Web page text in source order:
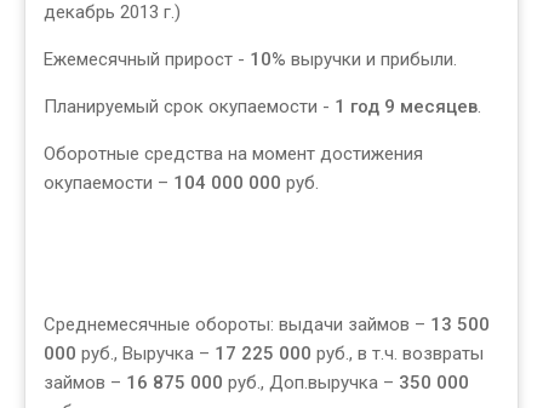
декабрь 2013 г.)
Ежемесячный прирост - 10% выручки и прибыли.
Планируемый срок окупаемости - 1 год 9 месяцев.
Оборотные средства на момент достижения
окупаемости – 104 000 000 руб.
Среднемесячные обороты: выдачи займов – 13 500
000 руб., Выручка – 17 225 000 руб., в т.ч. возвраты
займов – 16 875 000 руб., Доп.выручка – 350 000